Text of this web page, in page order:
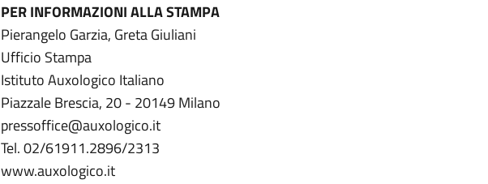
PER INFORMAZIONI ALLA STAMPA
Pierangelo Garzia, Greta Giuliani
Ufficio Stampa
Istituto Auxologico Italiano
Piazzale Brescia, 20 - 20149 Milano
pressoffice@auxologico.it
Tel. 02/61911.2896/2313
www.auxologico.it